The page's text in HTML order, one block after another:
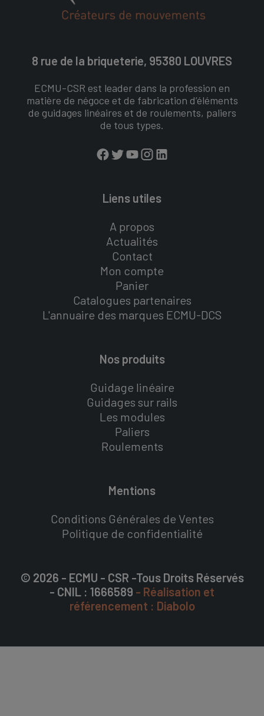
8 rue de la briqueterie, 95380 LOUVRES
ECMU-CSR est leader dans la profession en
matière de négoce et de fabrication d’éléments
de guidages linéaires et de roulements, paliers
de tous types.
Liens utiles
A propos
Actualités
Contact
Mon compte
Panier
Catalogues partenaires
L'annuaire des marques ECMU-DCS
Nos produits
Guidage linéaire
Guidages sur rails
Les modules
Paliers
Roulements
Mentions
Conditions Générales de Ventes
Politique de confidentialité
© 2026 - ECMU - CSR -Tous Droits Réservés
- CNIL : 1666589 - Réalisation et
référencement : Diabolo